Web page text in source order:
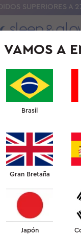
SUPERIORES
VAMOS A
Brasil
Gran Bretaña
Japón